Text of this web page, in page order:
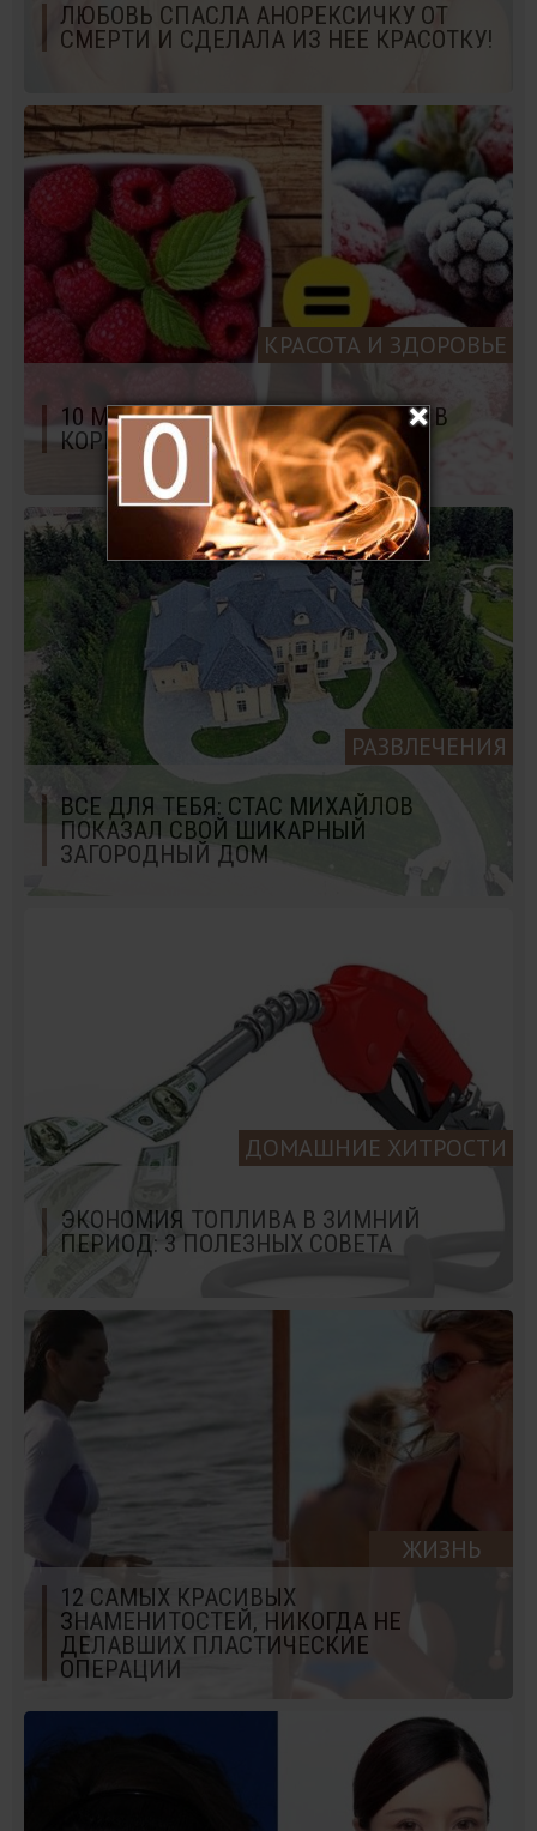
ЛЮБОВЬ СПАСЛА АНОРЕКСИЧКУ ОТ
СМЕРТИ И СДЕЛАЛА ИЗ НЕЕ КРАСОТКУ!
КРАСОТА И ЗДОРОВЬЕ
10 МИФОВ О ЗДОРОВЬЕ, КОТОРЫЕ В
КОРНЕ НЕ ВЕРНЫ
РАЗВЛЕЧЕНИЯ
ВСЕ ДЛЯ ТЕБЯ: СТАС МИХАЙЛОВ
ПОКАЗАЛ СВОЙ ШИКАРНЫЙ
ЗАГОРОДНЫЙ ДОМ
ДОМАШНИЕ ХИТРОСТИ
ЭКОНОМИЯ ТОПЛИВА В ЗИМНИЙ
ПЕРИОД: 3 ПОЛЕЗНЫХ СОВЕТА
ЖИЗНЬ
12 САМЫХ КРАСИВЫХ
ЗНАМЕНИТОСТЕЙ, НИКОГДА НЕ
ДЕЛАВШИХ ПЛАСТИЧЕСКИЕ
ОПЕРАЦИИ